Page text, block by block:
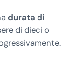
durata di
di dieci o